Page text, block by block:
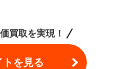
買取を実現！
トを見る